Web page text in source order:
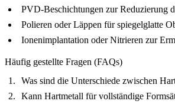
PVD-Beschichtungen zur Reduzierung
Polieren oder Läppen für spiegelglatte
Ionenimplantation oder Nitrieren zur
Häufig gestellte Fragen (FAQs)
Was sind die Unterschiede zwischen
Kann Hartmetall für vollständige